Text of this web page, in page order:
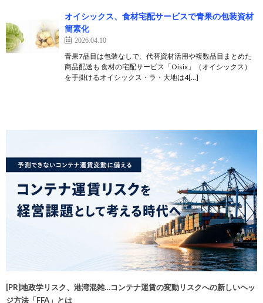
オイシックス、食材宅配サービスで青果の包装資材
簡素化
2026.04.10
青果7品目は包装なしで、代替資材活用や複数品目まとめた
商品配送も 食材の宅配サービス「Oisix」（オイシックス）
を手掛けるオイシックス・ラ・大地は4[…]
[PR]地政学リスク、港湾混雑…コンテナ運賃の変動リスクへの新しいヘッ
ジ方法「FFA」とは